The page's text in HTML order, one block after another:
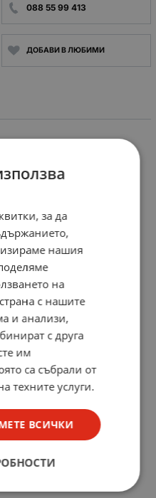
088 55 99 413
ДОБАВИ В ЛЮБИМИ
за електродвигатели
за да
нашия
на
с нашите
и анализи,
с друга
им
са събрали от
техните услуги.
ВСИЧКИ